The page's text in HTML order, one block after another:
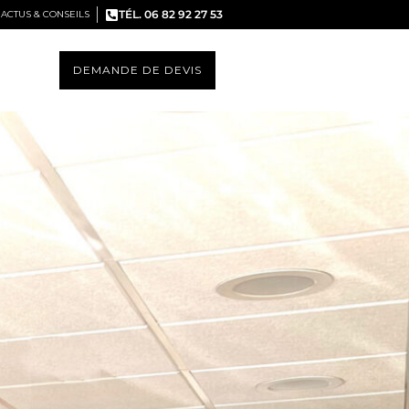
ACTUS & CONSEILS TÉL. 06 82 92 27 53
DEMANDE DE DEVIS